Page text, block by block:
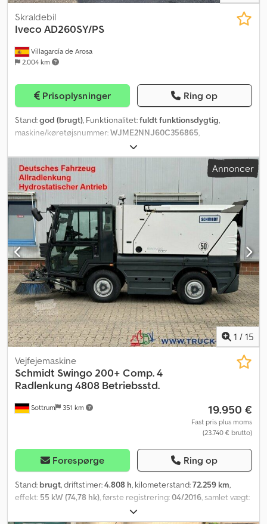
Villagarcía de Arosa
2.004 km
Skraldebil
IvecoAD260SY/PS
Prisoplysninger Ring op
Stand:god (brugt), Funktionalitet:fuldt funktionsdygtig,
maskine/køretøjsnummer:WJME2NNJ60C356865,
, første registrering:
dækstørrelse:315/80R22,5, akslekonfiguration:6x2, akselafstand:
3.800 mm, brændstof:diesel automatisk,
emissionsklasse:Euro 6, affjedring: , Produktionsår:
*FINANSIERING UNDERLIGGER BETINGELSER OG GODKENDELSE
FRA FINANSIERINGSSSELSKABET. Djdpfx Asw Sxitogxsck
*AFFALDSINDSAMLINGSUDSTYR AF MÆRKET ROS ROCA MODEL
OLYMPUS 21W
Annoncer
1 / 15
Sottrum 351 km
Vejfejemaskine
Schmidt Swingo 200+ Comp. 4
Radlenkung 4808 Betriebsstd.
19.950 €
Fast pris plus moms
(23.740 € brutto)
Forespørge Ring op
Stand: brugt, driftstimer:4.808 h, kilometerstand:72.259 km,
effekt: 55 kW (74,78 hk), første registrering:04/2016, samlet vægt:
, farve: